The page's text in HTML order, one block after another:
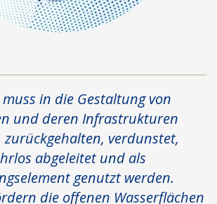
muss in die Gestaltung von
und deren Infrastrukturen
verdunstet,
abgeleitet und als
genutzt werden.
die offenen Wasserflächen